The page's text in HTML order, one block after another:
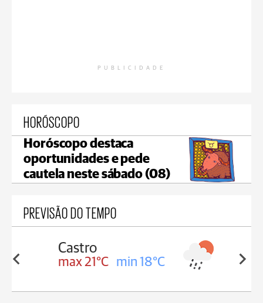
PUBLICIDADE
HORÓSCOPO
Horóscopo destaca
oportunidades e pede
cautela neste sábado (08)
PREVISÃO DO TEMPO
18°C max 20°C min 18°C